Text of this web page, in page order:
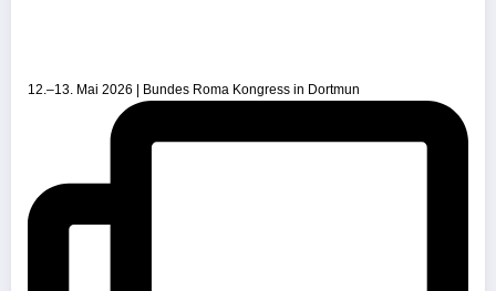
12.–13. Mai 2026 | Bundes Roma Kongress in Dortmun